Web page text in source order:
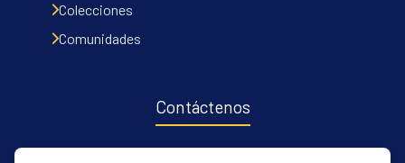
Colecciones
Comunidades
Contáctenos